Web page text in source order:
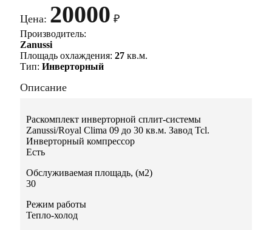
Цена: 20000 ₽
Производитель:
Zanussi
Площадь охлаждения: 27 кв.м.
Тип: Инверторный
Описание
Раскомплект инверторной сплит-системы
Zanussi/Royal Clima 09 до 30 кв.м. Завод Tcl.
Инверторный компрессор
Есть
Обслуживаемая площадь, (м2)
30
Режим работы
Тепло-холод